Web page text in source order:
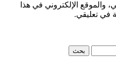
والموقع الإلكتروني في هذا
في تعليقي.